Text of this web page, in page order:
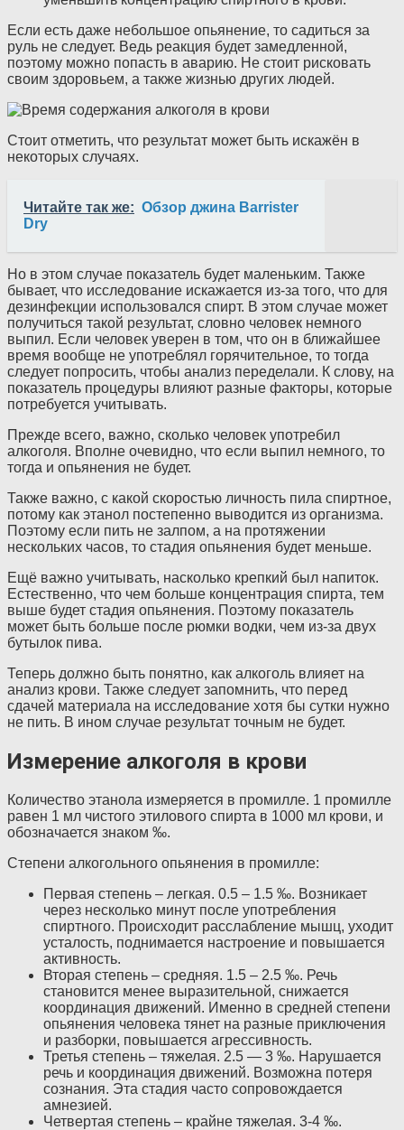
Если есть даже небольшое опьянение, то садиться за
руль не следует. Ведь реакция будет замедленной,
поэтому можно попасть в аварию. Не стоит рисковать
своим здоровьем, а также жизнью других людей.
Стоит отметить, что результат может быть искажён в
некоторых случаях.
Читайте так же: Обзор джина Barrister
Dry
Но в этом случае показатель будет маленьким. Также
бывает, что исследование искажается из-за того, что для
дезинфекции использовался спирт. В этом случае может
получиться такой результат, словно человек немного
выпил. Если человек уверен в том, что он в ближайшее
время вообще не употреблял горячительное, то тогда
следует попросить, чтобы анализ переделали. К слову, на
показатель процедуры влияют разные факторы, которые
потребуется учитывать.
Прежде всего, важно, сколько человек употребил
алкоголя. Вполне очевидно, что если выпил немного, то
тогда и опьянения не будет.
Также важно, с какой скоростью личность пила спиртное,
потому как этанол постепенно выводится из организма.
Поэтому если пить не залпом, а на протяжении
нескольких часов, то стадия опьянения будет меньше.
Ещё важно учитывать, насколько крепкий был напиток.
Естественно, что чем больше концентрация спирта, тем
выше будет стадия опьянения. Поэтому показатель
может быть больше после рюмки водки, чем из-за двух
бутылок пива.
Теперь должно быть понятно, как алкоголь влияет на
анализ крови. Также следует запомнить, что перед
сдачей материала на исследование хотя бы сутки нужно
не пить. В ином случае результат точным не будет.
Измерение алкоголя в крови
Количество этанола измеряется в промилле. 1 промилле
равен 1 мл чистого этилового спирта в 1000 мл крови, и
обозначается знаком ‰.
Степени алкогольного опьянения в промилле:
Первая степень – легкая. 0.5 – 1.5 ‰. Возникает
через несколько минут после употребления
спиртного. Происходит расслабление мышц, уходит
усталость, поднимается настроение и повышается
активность.
Вторая степень – средняя. 1.5 – 2.5 ‰. Речь
становится менее выразительной, снижается
координация движений. Именно в средней степени
опьянения человека тянет на разные приключения
и разборки, повышается агрессивность.
Третья степень – тяжелая. 2.5 — 3 ‰. Нарушается
речь и координация движений. Возможна потеря
сознания. Эта стадия часто сопровождается
амнезией.
Четвертая степень – крайне тяжелая. 3-4 ‰.